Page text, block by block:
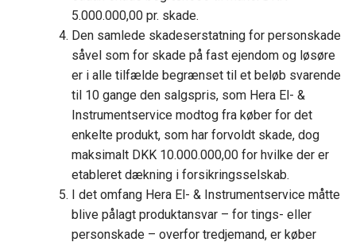
5.000.000,00 pr. skade.
Den samlede skadeserstatning for personskade
såvel som for skade på fast ejendom og løsøre
er i alle tilfælde begrænset til et beløb svarende
til 10 gange den salgspris, som Hera El- &
Instrumentservice modtog fra køber for det
enkelte produkt, som har forvoldt skade, dog
maksimalt DKK 10.000.000,00 for hvilke der er
etableret dækning i forsikringsselskab.
I det omfang Hera El- & Instrumentservice måtte
blive pålagt produktansvar – for tings- eller
personskade – overfor tredjemand, er køber